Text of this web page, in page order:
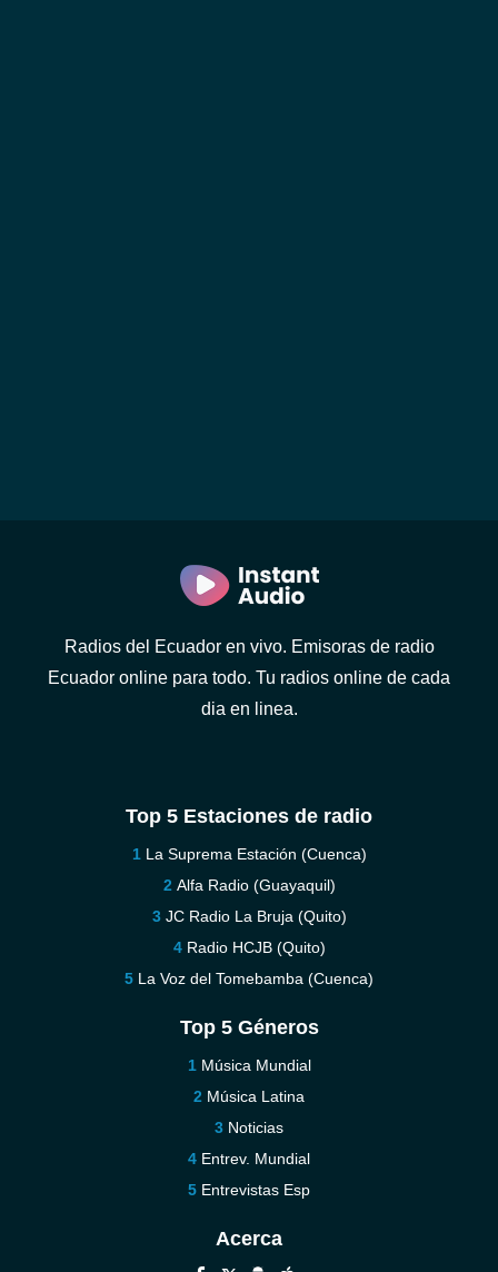
Radios del Ecuador en vivo. Emisoras de radio
Ecuador online para todo. Tu radios online de cada
dia en linea.
Top 5 Estaciones de radio
La Suprema Estación (Cuenca)
Alfa Radio (Guayaquil)
JC Radio La Bruja (Quito)
Radio HCJB (Quito)
La Voz del Tomebamba (Cuenca)
Top 5 Géneros
Música Mundial
Música Latina
Noticias
Entrev. Mundial
Entrevistas Esp
Acerca